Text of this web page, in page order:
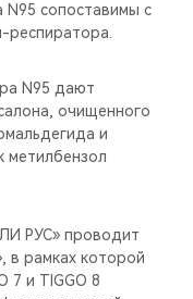
N95 сопоставимы с
N95 дают
очищенного
и
метилбензол
РУС» проводит
в рамках которой
7 и TIGGO 8